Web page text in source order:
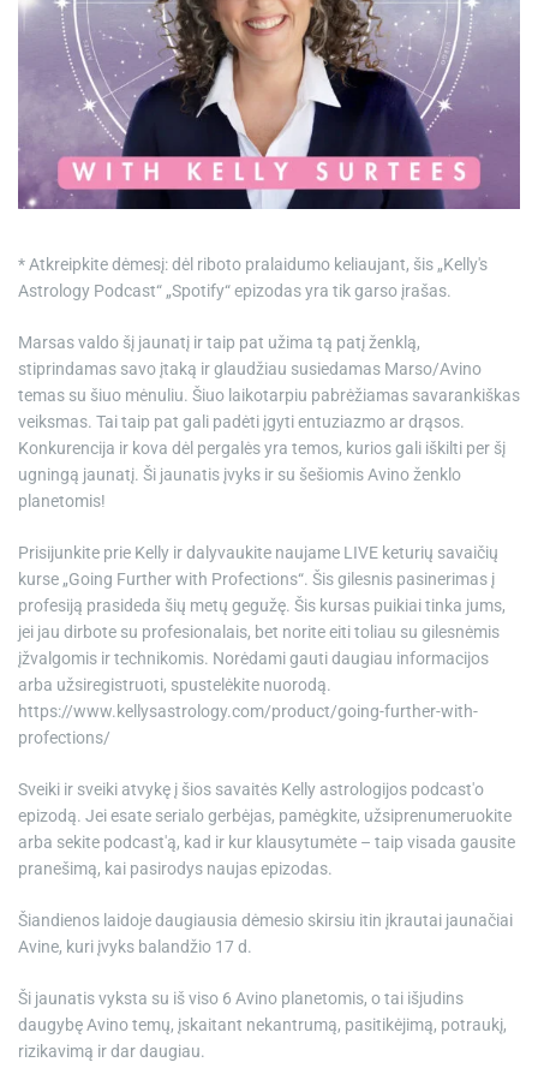
e
* Atkreipkite dėmesį: dėl riboto pralaidumo keliaujant, šis „Kelly's
Astrology Podcast“ „Spotify“ epizodas yra tik garso įrašas.
Marsas valdo šį jaunatį ir taip pat užima tą patį ženklą,
stiprindamas savo įtaką ir glaudžiau susiedamas Marso/Avino
temas su šiuo mėnuliu. Šiuo laikotarpiu pabrėžiamas savarankiškas
veiksmas. Tai taip pat gali padėti įgyti entuziazmo ar drąsos.
Konkurencija ir kova dėl pergalės yra temos, kurios gali iškilti per šį
ugningą jaunatį. Ši jaunatis įvyks ir su šešiomis Avino ženklo
planetomis!
Prisijunkite prie Kelly ir dalyvaukite naujame LIVE keturių savaičių
kurse „Going Further with Profections“. Šis gilesnis pasinerimas į
profesiją prasideda šių metų gegužę. Šis kursas puikiai tinka jums,
jei jau dirbote su profesionalais, bet norite eiti toliau su gilesnėmis
įžvalgomis ir technikomis. Norėdami gauti daugiau informacijos
arba užsiregistruoti, spustelėkite nuorodą.
https://www.kellysastrology.com/product/going-further-with-
profections/
Sveiki ir sveiki atvykę į šios savaitės Kelly astrologijos podcast'o
epizodą. Jei esate serialo gerbėjas, pamėgkite, užsiprenumeruokite
arba sekite podcast'ą, kad ir kur klausytumėte – taip visada gausite
pranešimą, kai pasirodys naujas epizodas.
Šiandienos laidoje daugiausia dėmesio skirsiu itin įkrautai jaunačiai
Avine, kuri įvyks balandžio 17 d.
Ši jaunatis vyksta su iš viso 6 Avino planetomis, o tai išjudins
daugybę Avino temų, įskaitant nekantrumą, pasitikėjimą, potraukį,
rizikavimą ir dar daugiau.